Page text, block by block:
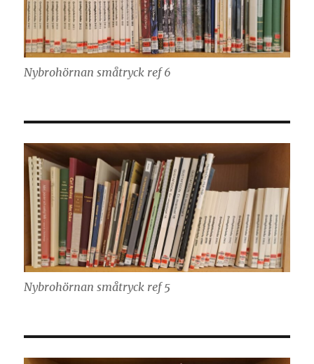
Nybrohörnan småtryck ref 6
Nybrohörnan småtryck ref 5